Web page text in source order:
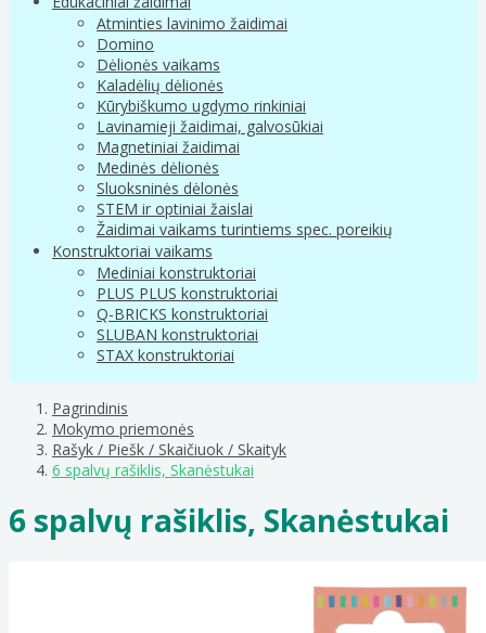
Atminties lavinimo žaidimai
Domino
Dėlionės vaikams
Kaladėlių dėlionės
Kūrybiškumo ugdymo rinkiniai
Lavinamieji žaidimai, galvosūkiai
Magnetiniai žaidimai
Medinės dėlionės
Sluoksninės dėlonės
STEM ir optiniai žaislai
Žaidimai vaikams turintiems spec. poreikių
Konstruktoriai vaikams
Mediniai konstruktoriai
PLUS PLUS konstruktoriai
Q-BRICKS konstruktoriai
SLUBAN konstruktoriai
STAX konstruktoriai
Pagrindinis
Mokymo priemonės
Rašyk / Piešk / Skaičiuok / Skaityk
6 spalvų rašiklis, Skanėstukai
6 spalvų rašiklis, Skanėstukai